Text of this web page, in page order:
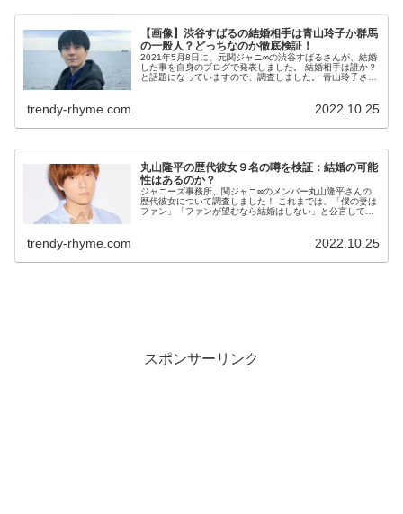
【画像】渋谷すばるの結婚相手は青山玲子か群馬
の一般人？どっちなのか徹底検証！
2021年5月8日に、元関ジャニ∞の渋谷すばるさんが、結婚
した事を自身のブログで発表しました。 結婚相手は誰か？
と話題になっていますので、調査しました。 青山玲子さ
trendy-rhyme.com 2022.10.25
丸山隆平の歴代彼女９名の噂を検証：結婚の可能
性はあるのか？
ジャニーズ事務所、関ジャニ∞のメンバー丸山隆平さんの
歴代彼女について調査しました！ これまでは、「僕の妻は
ファン」「ファンが望むなら結婚はしない」と公言してき
trendy-rhyme.com 2022.10.25
スポンサーリンク